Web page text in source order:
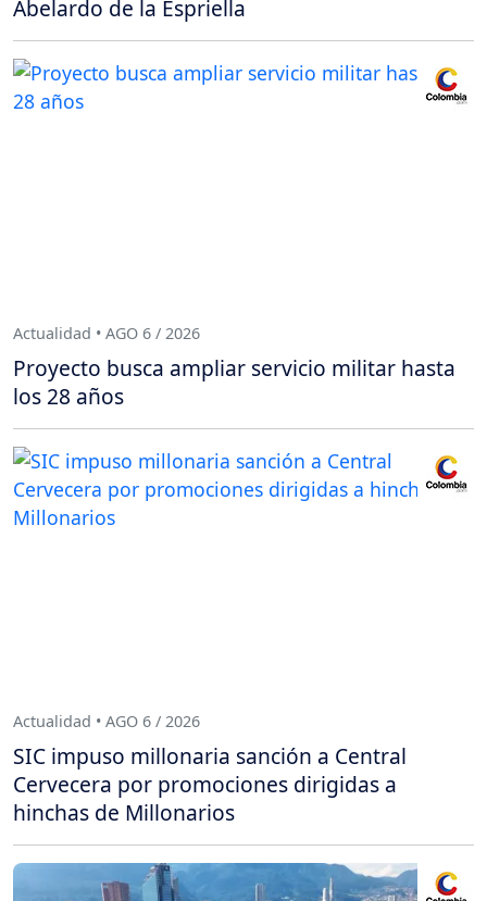
Abelardo de la Espriella
Actualidad • AGO 6 / 2026
Proyecto busca ampliar servicio militar hasta
los 28 años
Actualidad • AGO 6 / 2026
SIC impuso millonaria sanción a Central
Cervecera por promociones dirigidas a
hinchas de Millonarios